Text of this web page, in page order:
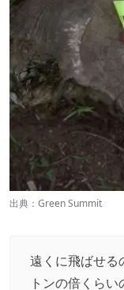
出典： Green Summit
遠くに飛ばせる
トンの倍くら